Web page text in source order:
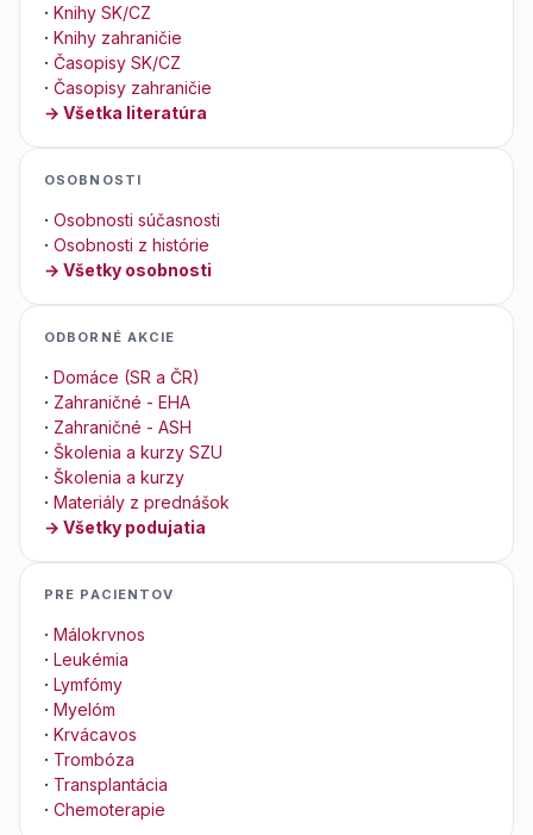
· Knihy SK/CZ
· Knihy zahraničie
· Časopisy SK/CZ
· Časopisy zahraničie
→ Všetka literatúra
OSOBNOSTI
· Osobnosti súčasnosti
· Osobnosti z histórie
→ Všetky osobnosti
ODBORNÉ AKCIE
· Domáce (SR a ČR)
· Zahraničné - EHA
· Zahraničné - ASH
· Školenia a kurzy SZU
· Školenia a kurzy
· Materiály z prednášok
→ Všetky podujatia
PRE PACIENTOV
· Málokrvnos
· Leukémia
· Lymfómy
· Myelóm
· Krvácavos
· Trombóza
· Transplantácia
· Chemoterapie